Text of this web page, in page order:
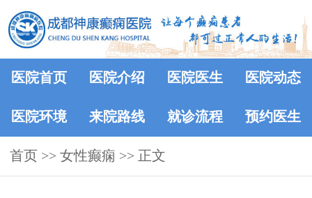
医院首页 医院介绍 医院医生 医院动态
医院环境 来院路线 就诊流程 预约医生
首页 >> 女性癫痫 >> 正文